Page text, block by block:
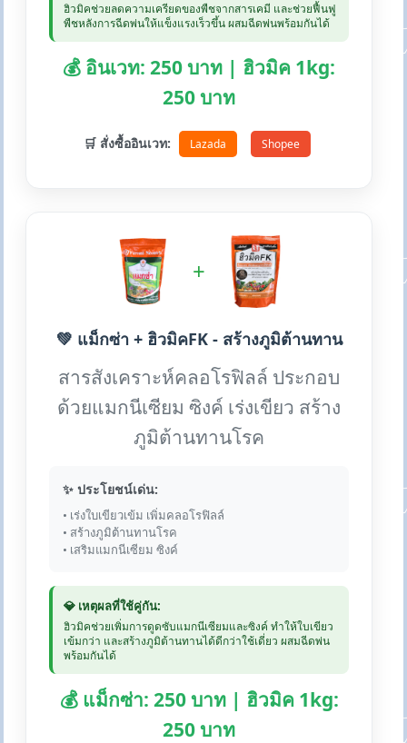
ฮิวมิคช่วยลดความเครียดของพืชจากสารเคมี และช่วยฟื้นฟู
พืชหลังการฉีดพ่นให้แข็งแรงเร็วขึ้น ผสมฉีดพ่นพร้อมกันได้
💰 อินเวท: 250 บาท | ฮิวมิค 1kg:
250 บาท
🛒 สั่งซื้ออินเวท: Lazada Shopee
+
💚 แม็กซ่า + ฮิวมิคFK - สร้างภูมิต้านทาน
สารสังเคราะห์คลอโรฟิลล์ ประกอบ
ด้วยแมกนีเซียม ซิงค์ เร่งเขียว สร้าง
ภูมิต้านทานโรค
✨ ประโยชน์เด่น:
• เร่งใบเขียวเข้ม เพิ่มคลอโรฟิลล์
• สร้างภูมิต้านทานโรค
• เสริมแมกนีเซียม ซิงค์
💎 เหตุผลที่ใช้คู่กัน:
ฮิวมิคช่วยเพิ่มการดูดซับแมกนีเซียมและซิงค์ ทำให้ใบเขียว
เข้มกว่า และสร้างภูมิต้านทานได้ดีกว่าใช้เดี่ยว ผสมฉีดพ่น
พร้อมกันได้
💰 แม็กซ่า: 250 บาท | ฮิวมิค 1kg:
250 บาท